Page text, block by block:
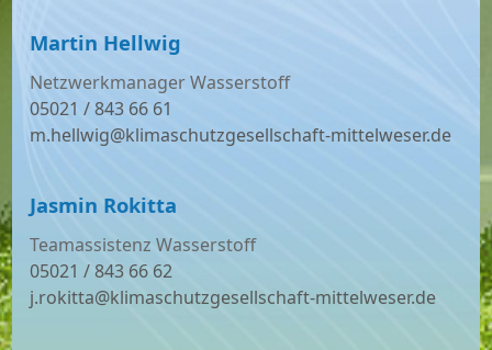
Martin Hellwig
Netzwerkmanager Wasserstoff
05021 / 843 66 61
m.hellwig@klimaschutzgesellschaft-mittelweser.de
Jasmin Rokitta
Teamassistenz Wasserstoff
05021 / 843 66 62
j.rokitta@klimaschutzgesellschaft-mittelweser.de